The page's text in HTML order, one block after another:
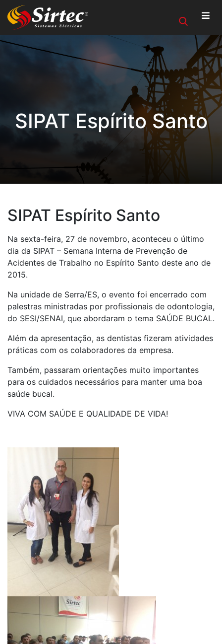
SIPAT Espírito Santo
SIPAT Espírito Santo
Na sexta-feira, 27 de novembro, aconteceu o último
dia da SIPAT – Semana Interna de Prevenção de
Acidentes de Trabalho no Espírito Santo deste ano de
2015.
Na unidade de Serra/ES, o evento foi encerrado com
palestras ministradas por profissionais de odontologia,
do SESI/SENAI, que abordaram o tema SAÚDE BUCAL.
Além da apresentação, as dentistas fizeram atividades
práticas com os colaboradores da empresa.
Também, passaram orientações muito importantes
para os cuidados necessários para manter uma boa
saúde bucal.
VIVA COM SAÚDE E QUALIDADE DE VIDA!